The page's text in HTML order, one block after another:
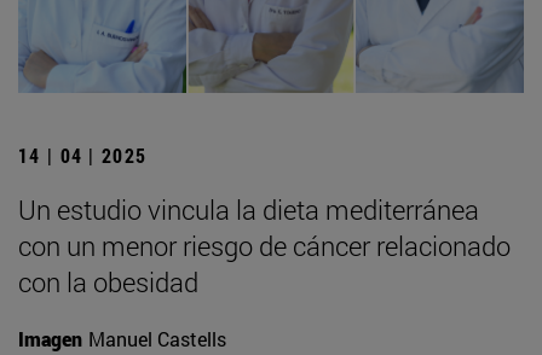
14 | 04 | 2025
Un estudio vincula la dieta mediterránea
con un menor riesgo de cáncer relacionado
con la obesidad
Imagen Manuel Castells